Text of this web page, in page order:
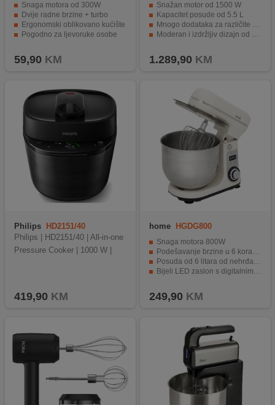
Snaga motora od 300W
Dvije radne brzine + turbo
Ergonomski oblikovano kućište
Pogodno za ljevoruke osobe
59,90 KM
Snažan motor od 1500 W
Kapacitet posude od 5.5 L
Mnogo dodataka za različite namjene
Moderan i izdržljiv dizajn od nehrđajućeg čelika
1.289,90 KM
Philips
HD2151/40
Philips | HD2151/40 | All-in-one
Pressure Cooker | 1000 W |
419,90 KM
home HGDG800
Snaga motora 800W
Podešavanje brzine u 6 koraka + pulse
Posuda od 6 litara od nehrđajućeg čelika
Bijeli LED zaslon s digitalnim brojačem
249,90 KM